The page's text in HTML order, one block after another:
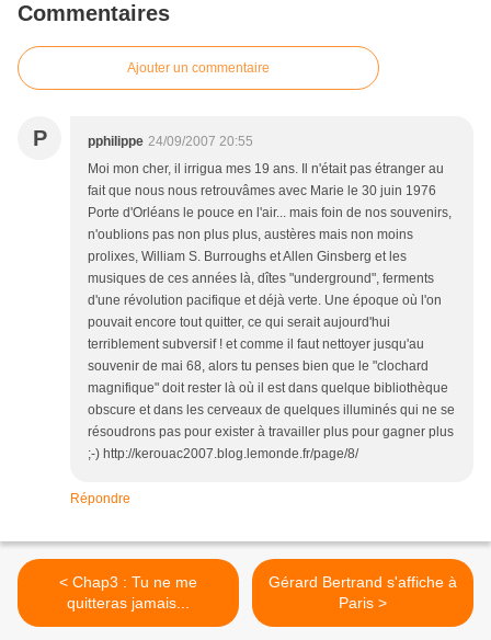
Commentaires
Ajouter un commentaire
P pphilippe 24/09/2007 20:55
Moi mon cher, il irrigua mes 19 ans. Il n'était pas étranger au
fait que nous nous retrouvâmes avec Marie le 30 juin 1976
Porte d'Orléans le pouce en l'air... mais foin de nos souvenirs,
n'oublions pas non plus plus, austères mais non moins
prolixes, William S. Burroughs et Allen Ginsberg et les
musiques de ces années là, dîtes "underground", ferments
d'une révolution pacifique et déjà verte. Une époque où l'on
pouvait encore tout quitter, ce qui serait aujourd'hui
terriblement subversif ! et comme il faut nettoyer jusqu'au
souvenir de mai 68, alors tu penses bien que le "clochard
magnifique" doit rester là où il est dans quelque bibliothèque
obscure et dans les cerveaux de quelques illuminés qui ne se
résoudrons pas pour exister à travailler plus pour gagner plus
;-) http://kerouac2007.blog.lemonde.fr/page/8/
Répondre
< Chap3 : Tu ne me
quitteras jamais...
Gérard Bertrand s'affiche à
Paris >